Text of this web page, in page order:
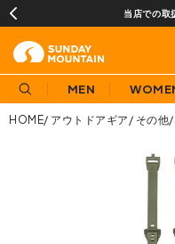
当店での取
MEN
HOME アウトドアギア その他